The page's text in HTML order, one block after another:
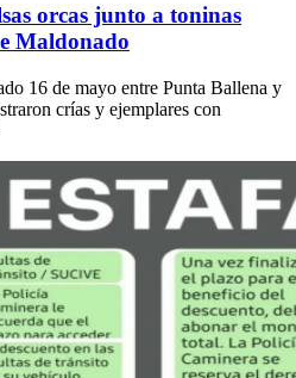
orcas junto a toninas
Maldonado
16 de mayo entre Punta Ballena y
crías y ejemplares con